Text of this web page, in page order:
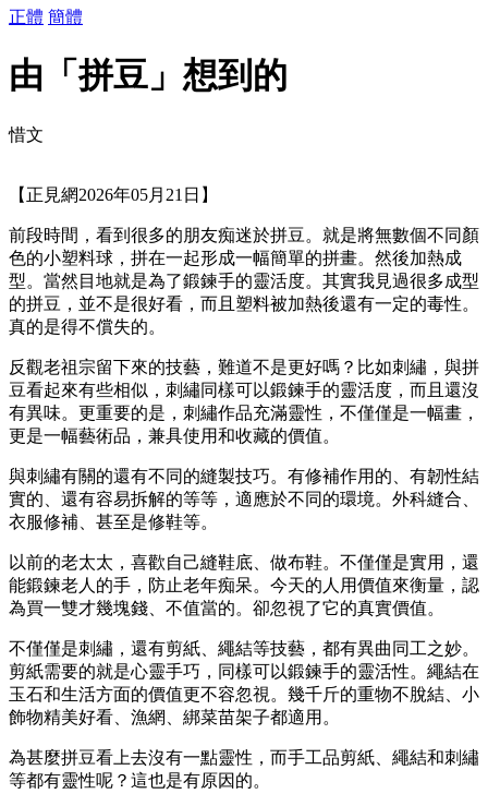
正體 簡體
由「拼豆」想到的
惜文
【正見網2026年05月21日】
前段時間，看到很多的朋友痴迷於拼豆。就是將無數個不同顏
色的小塑料球，拼在一起形成一幅簡單的拼畫。然後加熱成
型。當然目地就是為了鍛鍊手的靈活度。其實我見過很多成型
的拼豆，並不是很好看，而且塑料被加熱後還有一定的毒性。
真的是得不償失的。
反觀老祖宗留下來的技藝，難道不是更好嗎？比如刺繡，與拼
豆看起來有些相似，刺繡同樣可以鍛鍊手的靈活度，而且還沒
有異味。更重要的是，刺繡作品充滿靈性，不僅僅是一幅畫，
更是一幅藝術品，兼具使用和收藏的價值。
與刺繡有關的還有不同的縫製技巧。有修補作用的、有韌性結
實的、還有容易拆解的等等，適應於不同的環境。外科縫合、
衣服修補、甚至是修鞋等。
以前的老太太，喜歡自己縫鞋底、做布鞋。不僅僅是實用，還
能鍛鍊老人的手，防止老年痴呆。今天的人用價值來衡量，認
為買一雙才幾塊錢、不值當的。卻忽視了它的真實價值。
不僅僅是刺繡，還有剪紙、繩結等技藝，都有異曲同工之妙。
剪紙需要的就是心靈手巧，同樣可以鍛鍊手的靈活性。繩結在
玉石和生活方面的價值更不容忽視。幾千斤的重物不脫結、小
飾物精美好看、漁網、綁菜苗架子都適用。
為甚麼拼豆看上去沒有一點靈性，而手工品剪紙、繩結和刺繡
等都有靈性呢？這也是有原因的。